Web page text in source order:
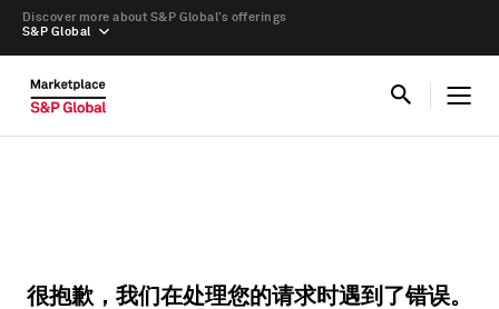
S&P Global
Discover more about S&P Global’s offerings
很抱歉，我们在处理您的请求时遇到了错误。